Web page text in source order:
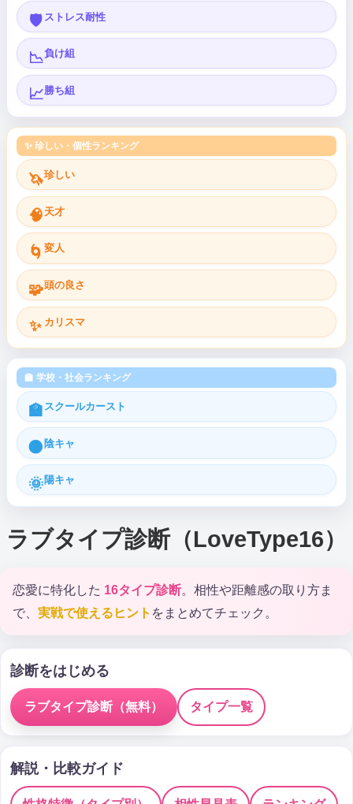
🛡️ ストレス耐性
📉負け組
📈 勝ち組
✨ 珍しい・個性ランキング
🦄珍しい
🧠 天才
🌀 変人
🧩頭の良さ
✨ カリスマ
🏫 学校・社会ランキング
🏫 スクールカースト
🌑陰キャ
🌞 陽キャ
ラブタイプ診断（LoveType16）
恋愛に特化した 16タイプ診断。相性や距離感の取り方ま
で、 実戦で使えるヒント をまとめてチェック。
診断をはじめる
ラブタイプ診断（無料） タイプ一覧
解説・比較ガイド